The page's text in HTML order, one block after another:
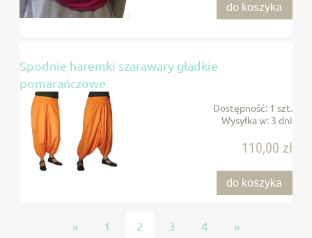
do koszyka
Spodnie haremki szarawary gładkie
pomarańczowe
Dostępność: 1 szt.
Wysyłka w: 3 dni
110,00 zł
do koszyka
« 1 2 3 4 »